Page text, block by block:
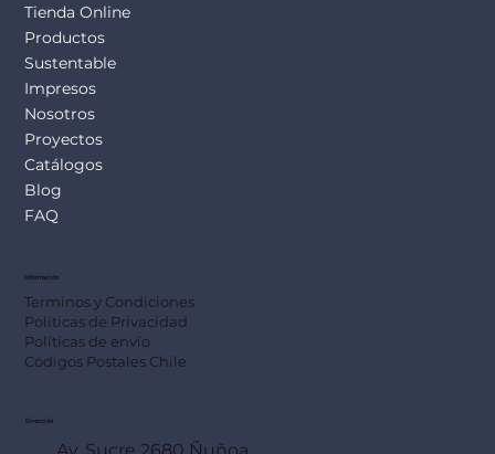
Tienda Online
Productos
Sustentable
Impresos
Nosotros
Proyectos
Catálogos
Blog
FAQ
Información
Terminos y Condiciones
Políticas de Privacidad
Políticas de envío
Códigos Postales Chile
Dirección